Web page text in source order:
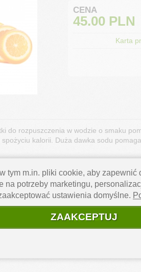
CENA
45.00 PLN
Karta
do rozpuszczenia w wodzie o smaku
kalorii. Duża dawka sodu
sodu, węglan sodu,
(ryboflawina).
tym m.in. pliki cookie, aby zapewnić
na potrzeby marketingu,
ustawienia domyślne.
ZAAKCEPTUJ